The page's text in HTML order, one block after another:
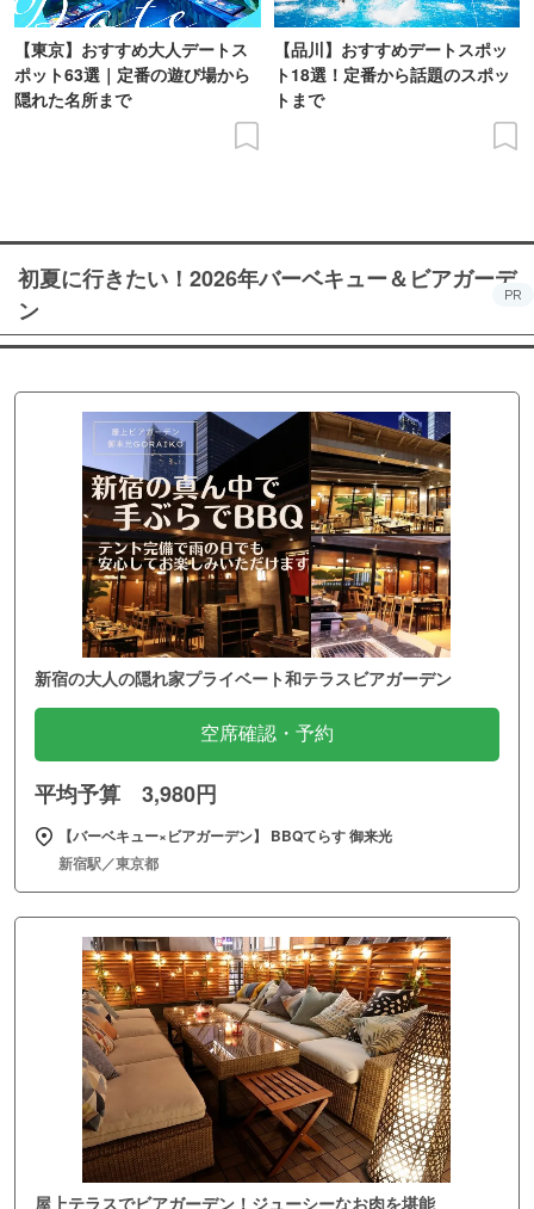
【東京】おすすめ大人デートス
ポット63選｜定番の遊び場から
隠れた名所まで
【品川】おすすめデートスポッ
ト18選！定番から話題のスポッ
トまで
初夏に行きたい！2026年バーベキュー＆ビアガーデ
ン
PR
新宿の大人の隠れ家プライベート和テラスビアガーデン
空席確認・予約
平均予算 3,980円
【バーベキュー×ビアガーデン】 BBQてらす 御来光
新宿駅／東京都
屋上テラスでビアガーデン！ジューシーなお肉を堪能